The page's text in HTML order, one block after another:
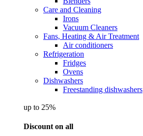
Care and Cleaning
Irons
Vacuum Cleaners
Fans, Heating & Air Treatment
Air conditioners
Refrigeration
Fridges
Ovens
Dishwashers
Freestanding dishwashers
up to 25%
Discount on all